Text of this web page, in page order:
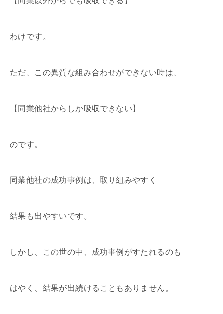
わけです。
ただ、この異質な組み合わせができない時は、
【同業他社からしか吸収できない】
のです。
同業他社の成功事例は、取り組みやすく
結果も出やすいです。
しかし、この世の中、成功事例がすたれるのも
はやく、結果が出続けることもありません。